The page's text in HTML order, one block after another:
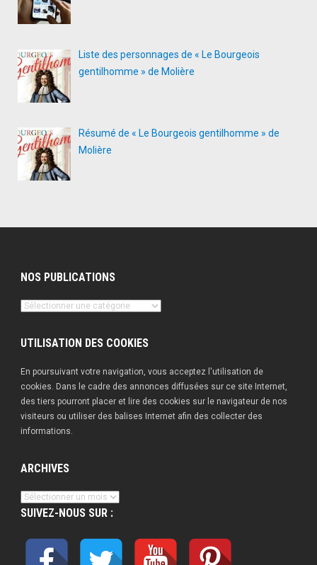
Liste des personnages de « Le Bourgeois
gentilhomme » de Molière
Résumé de « Le Bourgeois gentilhomme » de
Molière
NOS PUBLICATIONS
Nos
UTILISATION DES COOKIES
En poursuivant votre navigation, vous acceptez l'utilisation de
cookies. Dans le cadre des annonces diffusées sur ce site Internet,
des tiers pourront placer et lire des cookies sur le navigateur de nos
visiteurs ou utiliser des balises Internet afin des collecter des
informations.
ARCHIVES
Archives
SUIVEZ-NOUS SUR :